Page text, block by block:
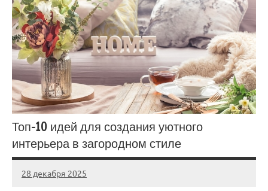
Топ-10 идей для создания уютного
интерьера в загородном стиле
28 декабря 2025
stroi_proekt
Нет